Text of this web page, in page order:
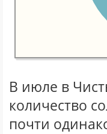
В июле в
количество
почти